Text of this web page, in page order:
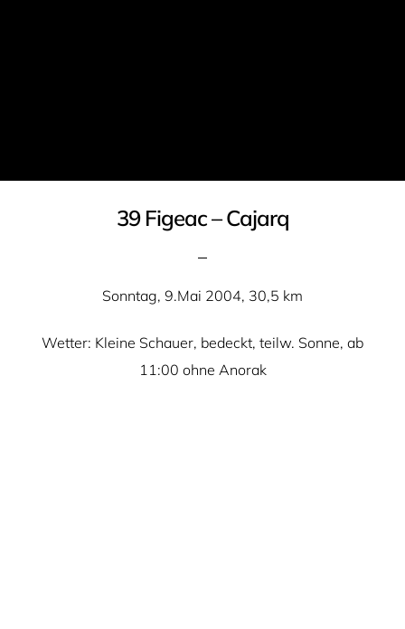
39 Figeac – Cajarq
Sonntag, 9.Mai 2004, 30,5 km
Wetter: Kleine Schauer, bedeckt, teilw. Sonne, ab
11:00 ohne Anorak